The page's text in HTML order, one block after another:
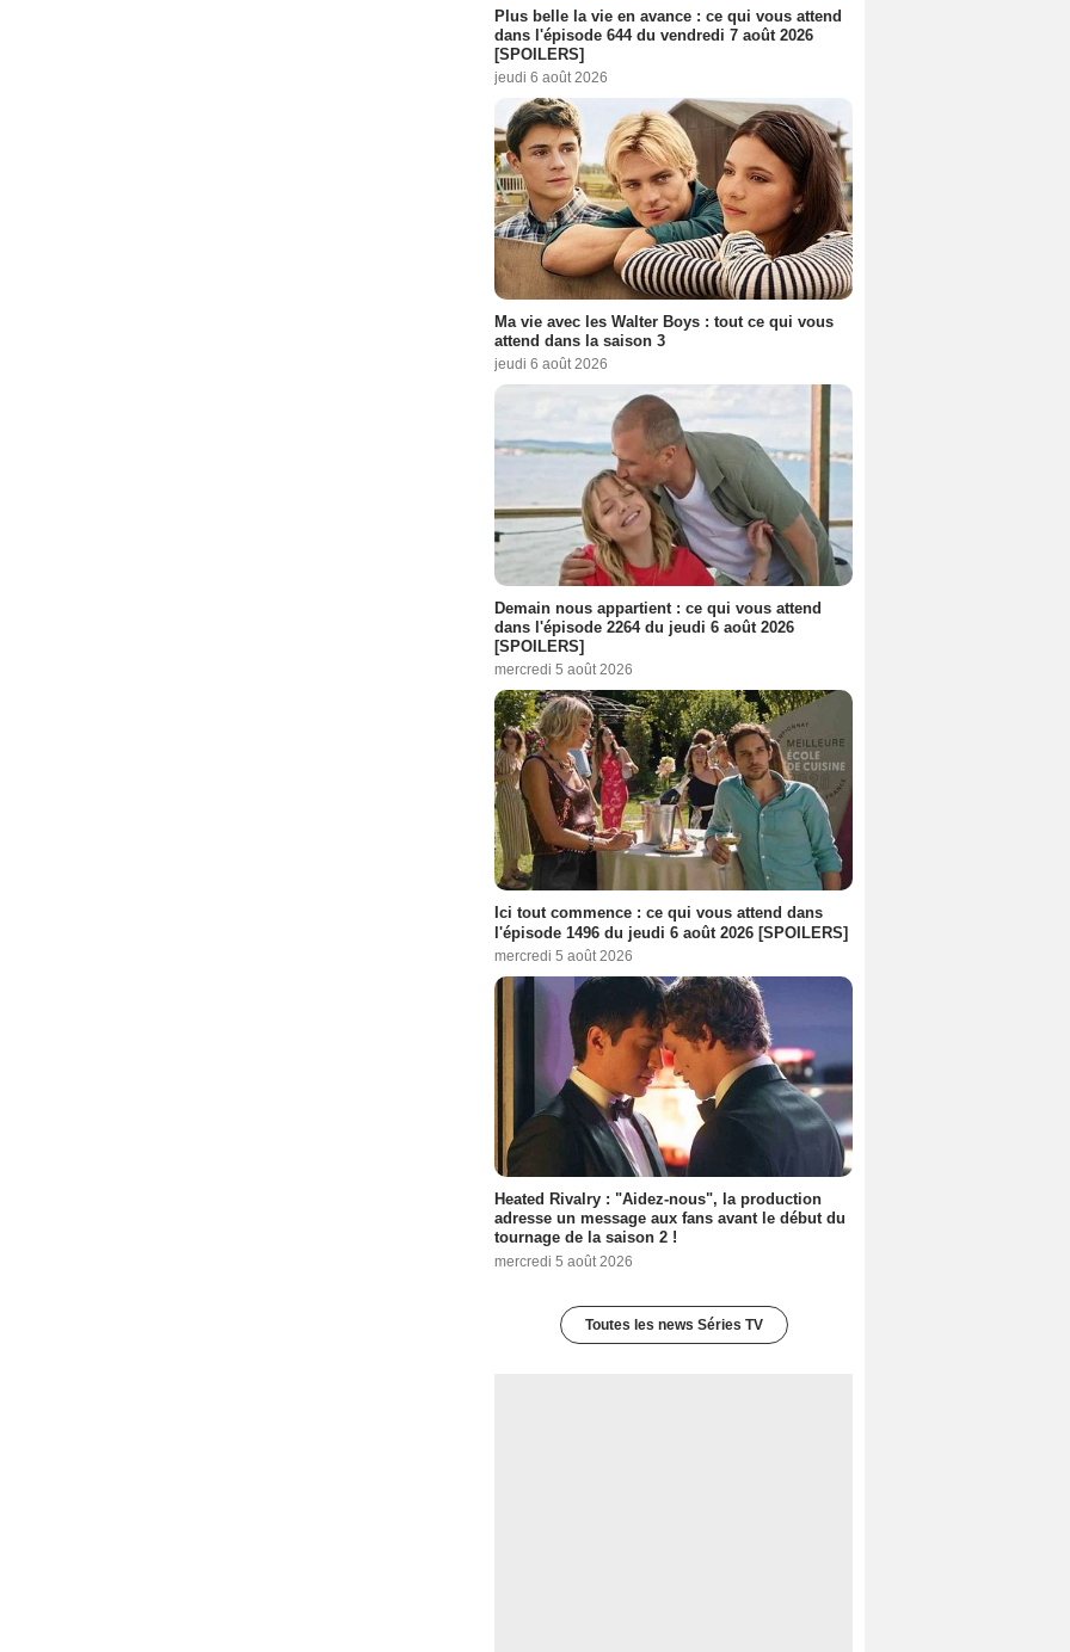
Plus belle la vie en avance : ce qui vous attend
dans l'épisode 644 du vendredi 7 août 2026
[SPOILERS]
jeudi 6 août 2026
Ma vie avec les Walter Boys : tout ce qui vous
attend dans la saison 3
jeudi 6 août 2026
Demain nous appartient : ce qui vous attend
dans l'épisode 2264 du jeudi 6 août 2026
[SPOILERS]
mercredi 5 août 2026
Ici tout commence : ce qui vous attend dans
l'épisode 1496 du jeudi 6 août 2026 [SPOILERS]
mercredi 5 août 2026
Heated Rivalry : "Aidez-nous", la production
adresse un message aux fans avant le début du
tournage de la saison 2 !
mercredi 5 août 2026
Toutes les news Séries TV